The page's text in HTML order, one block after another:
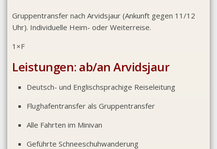
Gruppentransfer nach Arvidsjaur (Ankunft gegen 11/12
Uhr). Individuelle Heim- oder Weiterreise.
1×F
Leistungen: ab/an Arvidsjaur
Deutsch- und Englischsprachige Reiseleitung
Flughafentransfer als Gruppentransfer
Alle Fahrten im Minivan
Geführte Schneeschuhwanderung